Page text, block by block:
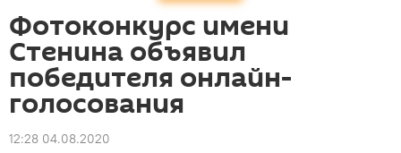
Фотоконкурс имени
Стенина объявил
победителя онлайн-
голосования
12:28 04.08.2020